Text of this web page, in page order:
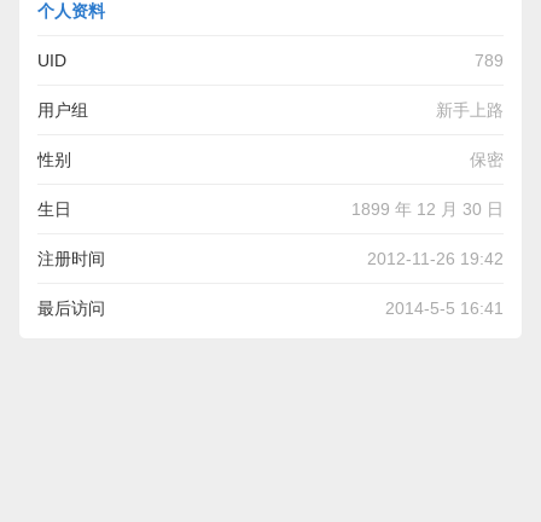
个人资料
UID 789
用户组 新手上路
性别 保密
生日 1899 年 12 月 30 日
注册时间 2012-11-26 19:42
最后访问 2014-5-5 16:41